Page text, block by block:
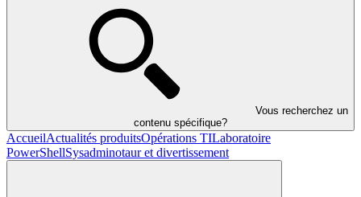
Vous recherchez un
contenu spécifique?
AccueilActualités produitsOpérations TILaboratoire
PowerShellSysadminotaur et divertissement